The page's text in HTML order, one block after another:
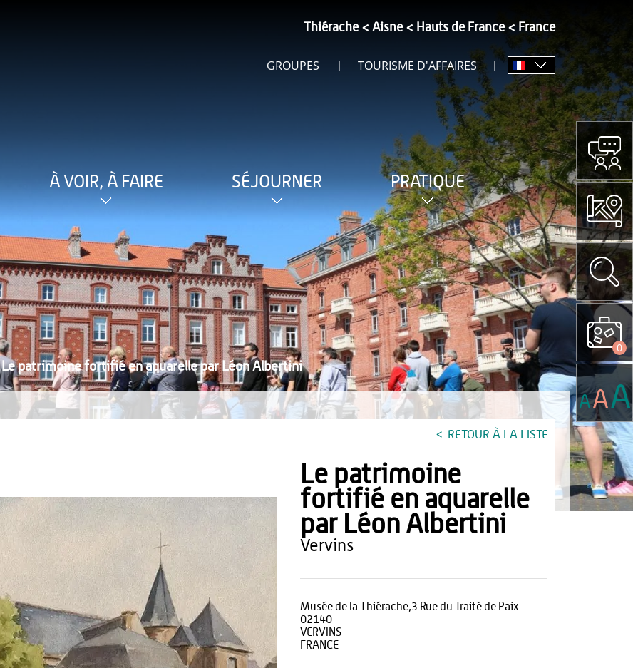
Thiérache Aisne Hauts de France France
GROUPES TOURISME D'AFFAIRES
À VOIR, À FAIRE SÉJOURNER PRATIQUE
Le patrimoine fortifié en aquarelle par Léon Albertini
RETOUR À LA LISTE
Le patrimoine
fortifié en aquarelle
par Léon Albertini
vervins
Musée de la Thiérache,3 Rue du Traité de Paix
02140
VERVINS
FRANCE
0
AAA